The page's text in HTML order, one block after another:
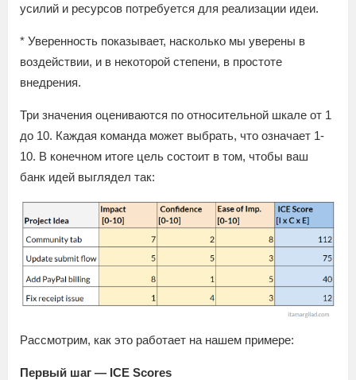
усилий и ресурсов потребуется для реализации идеи.
* Уверенность показывает, насколько мы уверены в
воздействии, и в некоторой степени, в простоте
внедрения.
Три значения оцениваются по относительной шкале от 1
до 10. Каждая команда может выбрать, что означает 1-
10. В конечном итоге цель состоит в том, чтобы ваш
банк идей выглядел так:
Рассмотрим, как это работает на нашем примере:
Первый шаг — ICE Scores